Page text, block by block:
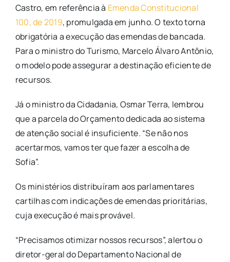
Castro, em referência à Emenda Constitucional
100, de 2019, promulgada em junho. O texto torna
obrigatória a execução das emendas de bancada.
Para o ministro do Turismo, Marcelo Álvaro Antônio,
o modelo pode assegurar a destinação eficiente de
recursos.
Já o ministro da Cidadania, Osmar Terra, lembrou
que a parcela do Orçamento dedicada ao sistema
de atenção social é insuficiente. “Se não nos
acertarmos, vamos ter que fazer a escolha de
Sofia”.
Os ministérios distribuíram aos parlamentares
cartilhas com indicações de emendas prioritárias,
cuja execução é mais provável.
“Precisamos otimizar nossos recursos”, alertou o
diretor-geral do Departamento Nacional de